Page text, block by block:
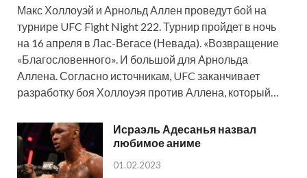
Макс Холлоуэй и Арнольд Аллен проведут бой на
турнире UFC Fight Night 222. Турнир пройдет в ночь
на 16 апреля в Лас-Вегасе (Невада). «Возвращение
«Благословенного». И большой для Арнольда
Аллена. Согласно источникам, UFC заканчивает
разработку боя Холлоуэя против Аллена, который…
Исраэль Адесанья назвал
любимое аниме
01.02.2023